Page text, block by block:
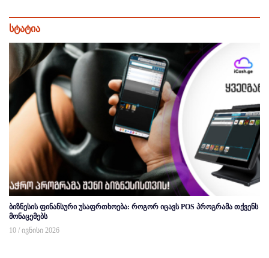
სტატია
ბიზნესის ფინანსური უსაფრთხოება: როგორ იცავს POS პროგრამა თქვენს
მონაცემებს
10 / ივნისი 2026